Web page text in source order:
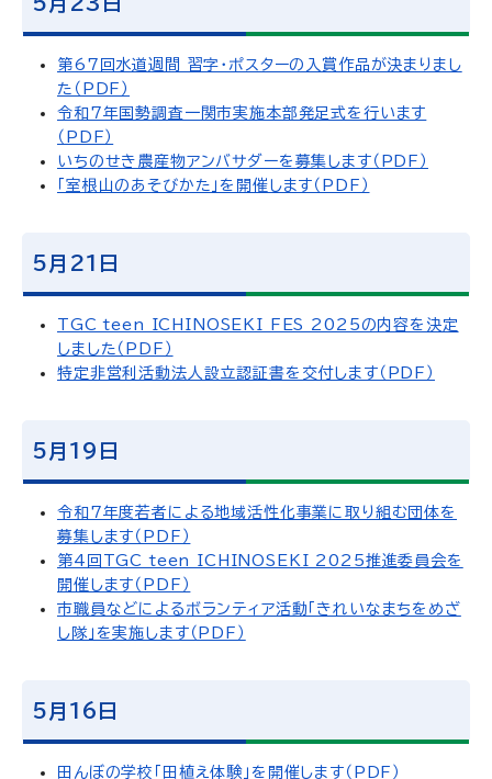
第67回水道週間 習字・ポスターの入賞作品が決まりまし
た（PDF）
令和7年国勢調査一関市実施本部発足式を行います
（PDF）
いちのせき農産物アンバサダーを募集します（PDF）
「室根山のあそびかた」を開催します（PDF）
5月21日
TGC teen ICHINOSEKI FES 2025の内容を決定
しました（PDF）
特定非営利活動法人設立認証書を交付します（PDF）
5月19日
令和7年度若者による地域活性化事業に取り組む団体を
募集します（PDF）
第4回TGC teen ICHINOSEKI 2025推進委員会を
開催します（PDF）
市職員などによるボランティア活動「きれいなまちをめざ
し隊」を実施します（PDF）
5月16日
田んぼの学校「田植え体験」を開催します（PDF）